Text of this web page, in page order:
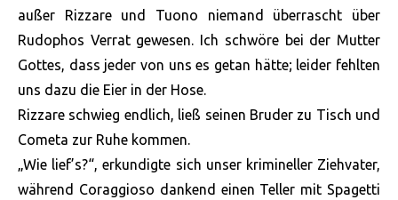
außer Rizzare und Tuono niemand überrascht über
Rudophos Verrat gewesen. Ich schwöre bei der Mutter
Gottes, dass jeder von uns es getan hätte; leider fehlten
uns dazu die Eier in der Hose.
Rizzare schwieg endlich, ließ seinen Bruder zu Tisch und
Cometa zur Ruhe kommen.
„Wie lief’s?“, erkundigte sich unser krimineller Ziehvater,
während Coraggioso dankend einen Teller mit Spagetti